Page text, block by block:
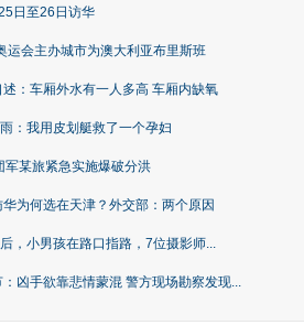
日至26日访华
运会主办城市为澳大利亚布里斯班
：车厢外水有一人多高 车厢内缺氧
：我用皮划艇救了一个孕妇
军某旅紧急实施爆破分洪
为何选在天津？外交部：两个原因
，小男孩在路口指路，7位摄影师...
凶手欲靠悲情蒙混 警方现场勘察发现...